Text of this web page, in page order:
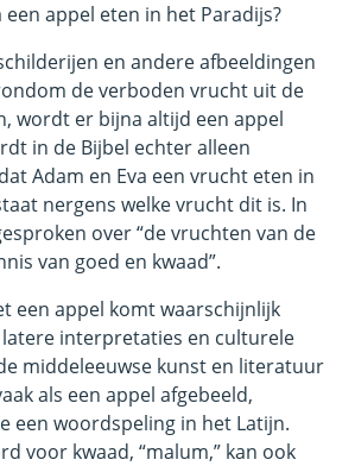
een appel eten in het Paradijs?
en andere afbeeldingen
de verboden vrucht uit de
wordt er bijna altijd een appel
in de Bijbel echter alleen
Adam en Eva een vrucht eten in
nergens welke vrucht dit is. In
over “de vruchten van de
van goed en kwaad”.
een appel komt waarschijnlijk
interpretaties en culturele
middeleeuwse kunst en literatuur
als een appel afgebeeld,
een woordspeling in het Latijn.
voor kwaad, “malum,” kan ook